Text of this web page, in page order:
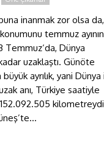
inanmak zor olsa da,
temmuz
Temmuz‘da, Dünya
uzaklaştı. Günöte
ayrılık, yani Dünya
anı, Türkiye saatiyle
152.092.505